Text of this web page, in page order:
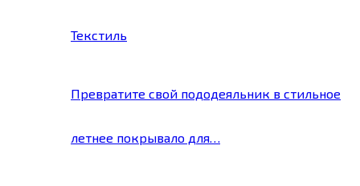
Текстиль
Превратите свой пододеяльник в стильное
летнее покрывало для…